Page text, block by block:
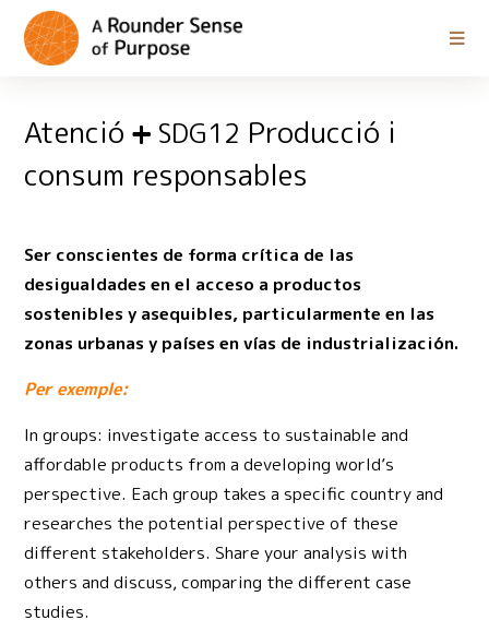
Atenció SDG12 Producció i
consum responsables
Ser conscientes de forma crítica de las
desigualdades en el acceso a productos
sostenibles y asequibles, particularmente en las
zonas urbanas y países en vías de industrialización.
Per exemple:
In groups: investigate access to sustainable and
affordable products from a developing world’s
perspective. Each group takes a specific country and
researches the potential perspective of these
different stakeholders. Share your analysis with
others and discuss, comparing the different case
studies.